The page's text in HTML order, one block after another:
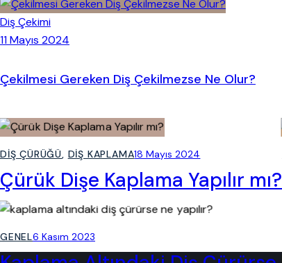
Diş Çekimi
11 Mayıs 2024
Çekilmesi Gereken Diş Çekilmezse Ne Olur?
DIŞ ÇÜRÜĞÜ, DIŞ KAPLAMA18 Mayıs 2024
Çürük Dişe Kaplama Yapılır mı?
GENEL6 Kasım 2023